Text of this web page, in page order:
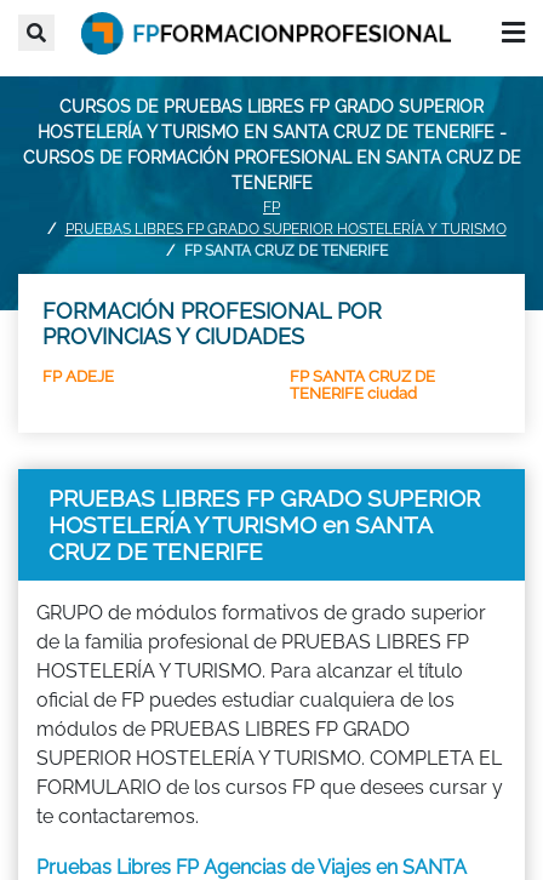
CURSOS DE PRUEBAS LIBRES FP GRADO SUPERIOR
HOSTELERÍA Y TURISMO EN SANTA CRUZ DE TENERIFE -
CURSOS DE FORMACIÓN PROFESIONAL EN SANTA CRUZ DE
TENERIFE
FP
PRUEBAS LIBRES FP GRADO SUPERIOR HOSTELERÍA Y TURISMO
FP SANTA CRUZ DE TENERIFE
FORMACIÓN PROFESIONAL POR
PROVINCIAS Y CIUDADES
FP ADEJE
FP SANTA CRUZ DE
TENERIFE ciudad
PRUEBAS LIBRES FP GRADO SUPERIOR
HOSTELERÍA Y TURISMO en SANTA
CRUZ DE TENERIFE
GRUPO de módulos formativos de grado superior
de la familia profesional de PRUEBAS LIBRES FP
HOSTELERÍA Y TURISMO. Para alcanzar el título
oficial de FP puedes estudiar cualquiera de los
módulos de PRUEBAS LIBRES FP GRADO
SUPERIOR HOSTELERÍA Y TURISMO. COMPLETA EL
FORMULARIO de los cursos FP que desees cursar y
te contactaremos.
Pruebas Libres FP Agencias de Viajes en SANTA